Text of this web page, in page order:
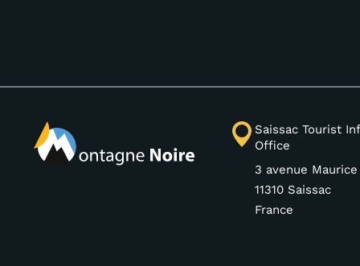
Saissac Tourist
Office
3 avenue
11310 Saissac
France